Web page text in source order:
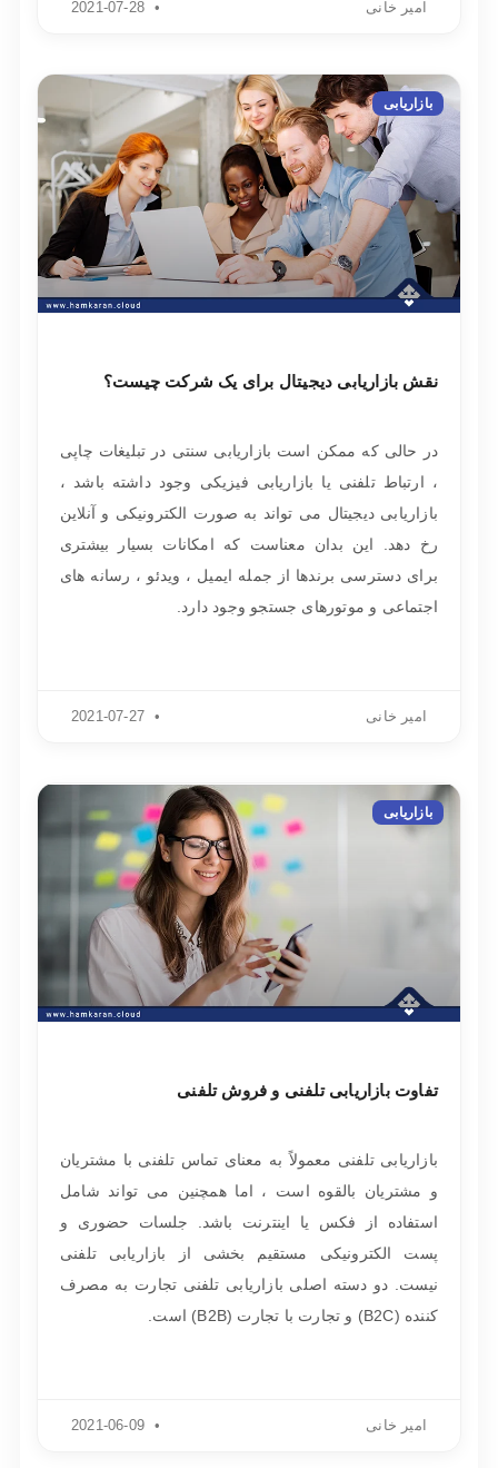
امیر خانی
بازاریابی
نقش بازاریابی دیجیتال برای یک شرکت چیست؟
در حالی که ممکن است بازاریابی سنتی در تبلیغات چاپی
، ارتباط تلفنی یا بازاریابی فیزیکی وجود داشته باشد ،
بازاریابی دیجیتال می تواند به صورت الکترونیکی و آنلاین
رخ دهد. این بدان معناست که امکانات بسیار بیشتری
برای دسترسی برندها از جمله ایمیل ، ویدئو ، رسانه های
اجتماعی و موتورهای جستجو وجود دارد.
امیر خانی
بازاریابی
تفاوت بازاریابی تلفنی و فروش تلفنی
بازاریابی تلفنی معمولاً به معنای تماس تلفنی با مشتریان
و مشتریان بالقوه است ، اما همچنین می تواند شامل
استفاده از فکس یا اینترنت باشد. جلسات حضوری و
پست الکترونیکی مستقیم بخشی از بازاریابی تلفنی
نیست. دو دسته اصلی بازاریابی تلفنی تجارت به مصرف
کننده (B2C) و تجارت با تجارت (B2B) است.
امیر خانی